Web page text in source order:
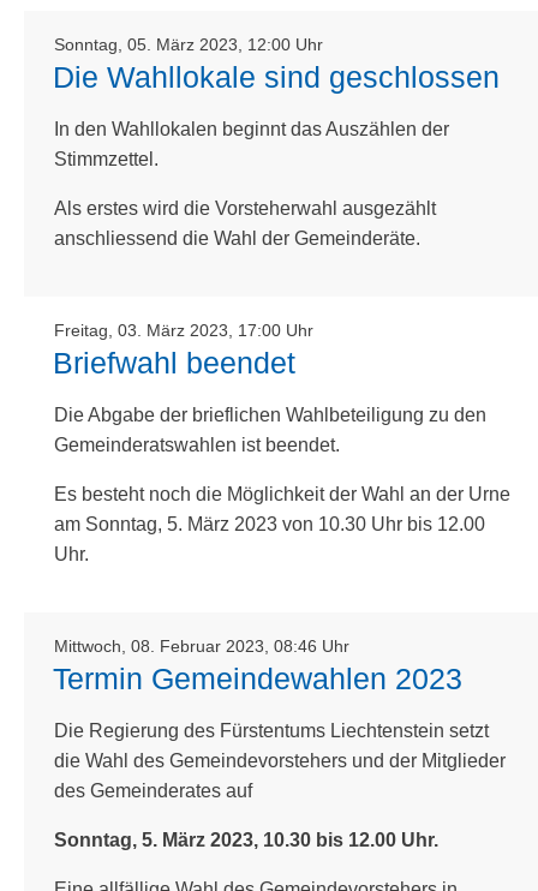
Sonntag, 05. März 2023, 12:00 Uhr
Die Wahllokale sind geschlossen
In den Wahllokalen beginnt das Auszählen der
Stimmzettel.
Als erstes wird die Vorsteherwahl ausgezählt
anschliessend die Wahl der Gemeinderäte.
Freitag, 03. März 2023, 17:00 Uhr
Briefwahl beendet
Die Abgabe der brieflichen Wahlbeteiligung zu den
Gemeinderatswahlen ist beendet.
Es besteht noch die Möglichkeit der Wahl an der Urne
am Sonntag, 5. März 2023 von 10.30 Uhr bis 12.00
Uhr.
Mittwoch, 08. Februar 2023, 08:46 Uhr
Termin Gemeindewahlen 2023
Die Regierung des Fürstentums Liechtenstein setzt
die Wahl des Gemeindevorstehers und der Mitglieder
des Gemeinderates auf
Sonntag, 5. März 2023, 10.30 bis 12.00 Uhr.